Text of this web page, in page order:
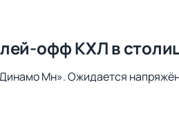
офф КХЛ в
Мн». Ожидается